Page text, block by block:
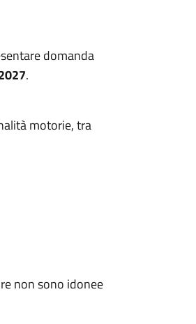
domanda
.
motorie, tra
non sono idonee